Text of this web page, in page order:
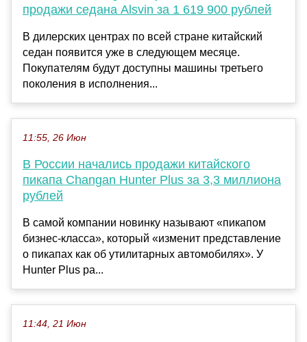
продажи седана Alsvin за 1 619 900 рублей
В дилерских центрах по всей стране китайский
седан появится уже в следующем месяце.
Покупателям будут доступны машины третьего
поколения в исполнения...
11:55, 26 Июн
В России начались продажи китайского
пикапа Changan Hunter Plus за 3,3 миллиона
рублей
В самой компании новинку называют «пикапом
бизнес-класса», который «изменит представление
о пикапах как об утилитарных автомобилях». У
Hunter Plus ра...
11:44, 21 Июн